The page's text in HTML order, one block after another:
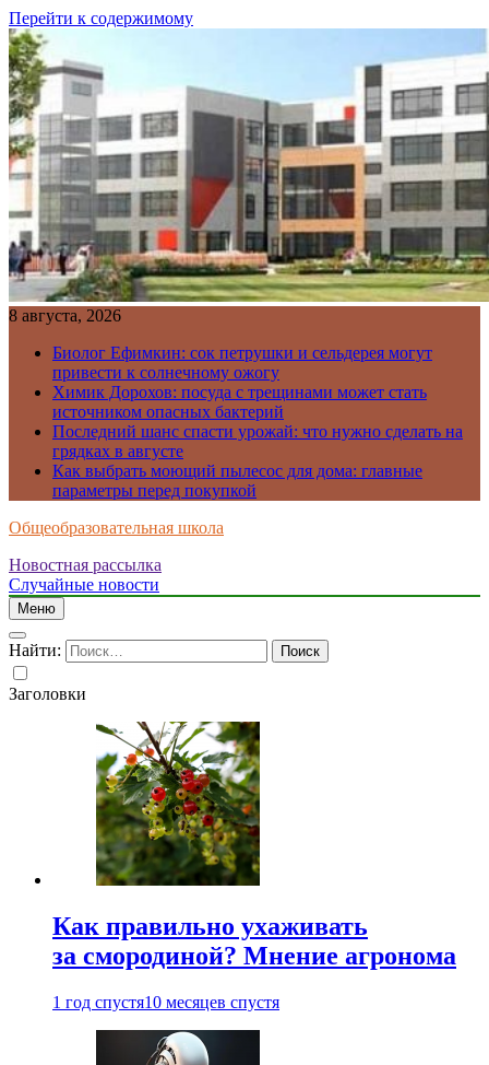
Перейти к содержимому
8 августа, 2026
Биолог Ефимкин: сок петрушки и сельдерея могут
привести к солнечному ожогу
Химик Дорохов: посуда с трещинами может стать
источником опасных бактерий
Последний шанс спасти урожай: что нужно сделать на
грядках в августе
Как выбрать моющий пылесос для дома: главные
параметры перед покупкой
Общеобразовательная школа
Новостная рассылка
Случайные новости
Меню
Найти:
Заголовки
Как правильно ухаживать
за смородиной? Мнение агронома
1 год спустя10 месяцев спустя